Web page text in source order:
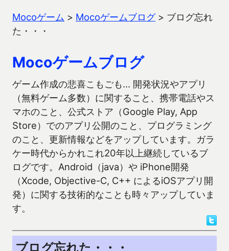
Mocoゲーム > Mocoゲームブログ> ブログ忘れ
た・・・
Mocoゲームブログ
ゲーム作成の悲喜こもごも… 開発状況やアプリ
（無料ゲーム多数）に関すること、携帯電話やス
マホのこと、公式ストア（Google Play, App
Store）でのアプリ公開のこと、プログラミング
のこと、更新情報などをアップしています。ガラ
ケー時代からかれこれ20年以上継続しているブ
ログです。Android（java）や iPhone開発
（Xcode, Objective-C, C++ によるiOSアプリ開
発）に関する技術的なことも時々アップしていま
す。
ブログ忘れた・・・